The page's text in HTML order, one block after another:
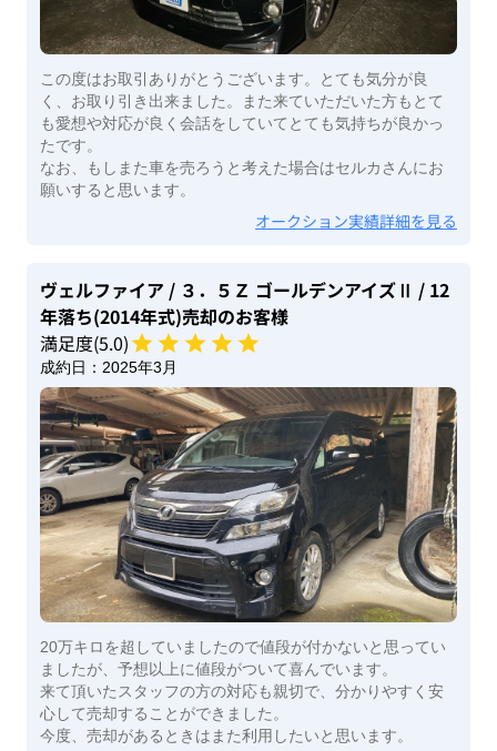
この度はお取引ありがとうございます。とても気分が良
く、お取り引き出来ました。また来ていただいた方もとて
も愛想や対応が良く会話をしていてとても気持ちが良かっ
たです。
なお、もしまた車を売ろうと考えた場合はセルカさんにお
願いすると思います。
オークション実績詳細を見る
ヴェルファイア / ３．５Ｚ ゴールデンアイズⅡ / 12
年落ち(2014年式)売却のお客様
満足度(5.0)
成約日： 2025年3月
20万キロを超していましたので値段が付かないと思ってい
ましたが、予想以上に値段がついて喜んでいます。
来て頂いたスタッフの方の対応も親切で、分かりやすく安
心して売却することができました。
今度、売却があるときはまた利用したいと思います。